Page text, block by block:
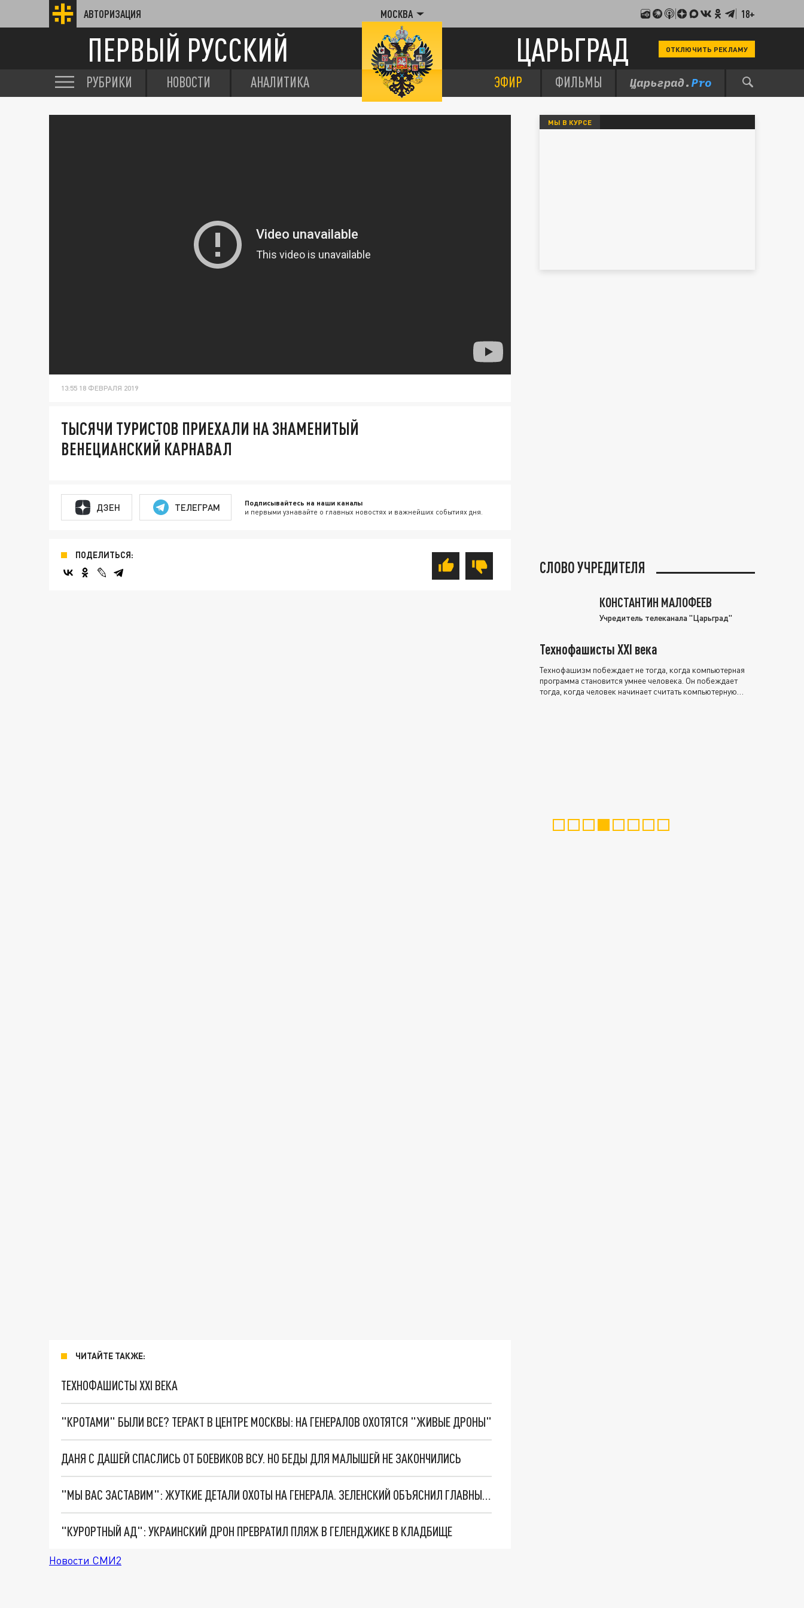
АВТОРИЗАЦИЯ МОСКВА 18+
ПЕРВЫЙ РУССКИЙ ЦАРЬГРАД ОТКЛЮЧИТЬ РЕКЛАМУ
РУБРИКИ НОВОСТИ АНАЛИТИКА ЭФИР ФИЛЬМЫ
13:55 18 ФЕВРАЛЯ 2019
ТЫСЯЧИ ТУРИСТОВ ПРИЕХАЛИ НА ЗНАМЕНИТЫЙ
ВЕНЕЦИАНСКИЙ КАРНАВАЛ
ДЗЕН ТЕЛЕГРАМ Подписывайтесь на наши каналы
и первыми узнавайте о главных новостях и важнейших событиях дня.
ПОДЕЛИТЬСЯ:
ЧИТАЙТЕ ТАКЖЕ:
ТЕХНОФАШИСТЫ XXI ВЕКА
"КРОТАМИ" БЫЛИ ВСЕ? ТЕРАКТ В ЦЕНТРЕ МОСКВЫ: НА ГЕНЕРАЛОВ ОХОТЯТСЯ "ЖИВЫЕ ДРОНЫ"
ДАНЯ С ДАШЕЙ СПАСЛИСЬ ОТ БОЕВИКОВ ВСУ. НО БЕДЫ ДЛЯ МАЛЫШЕЙ НЕ ЗАКОНЧИЛИСЬ
"МЫ ВАС ЗАСТАВИМ": ЖУТКИЕ ДЕТАЛИ ОХОТЫ НА ГЕНЕРАЛА. ЗЕЛЕНСКИЙ ОБЪЯСНИЛ ГЛАВНЫЙ СМЫСЛ ТЕРАКТА В ЦЕНТРЕ МОСКВЫ
"КУРОРТНЫЙ АД": УКРАИНСКИЙ ДРОН ПРЕВРАТИЛ ПЛЯЖ В ГЕЛЕНДЖИКЕ В КЛАДБИЩЕ
Новости СМИ2
МЫ В КУРСЕ
СЛОВО УЧРЕДИТЕЛЯ
КОНСТАНТИН МАЛОФЕЕВ
Учредитель телеканала "Царьград"
Технофашисты XXI века
Технофашизм побеждает не тогда, когда компьютерная
программа становится умнее человека. Он побеждает
тогда, когда человек начинает считать компьютерную